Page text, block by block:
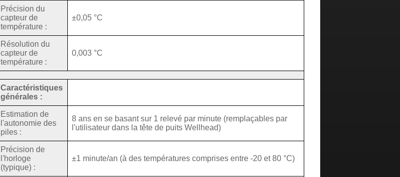
Précision du
capteur de
température :
±0,05 °C
Résolution du
capteur de
température :
0,003 °C
Caractéristiques
générales :
Estimation de
l'autonomie des
piles :
8 ans en se basant sur 1 relevé par minute (remplaçables par
l'utilisateur dans la tête de puits Wellhead)
Précision de
l'horloge
(typique) :
±1 minute/an (à des températures comprises entre -20 et 80 °C)